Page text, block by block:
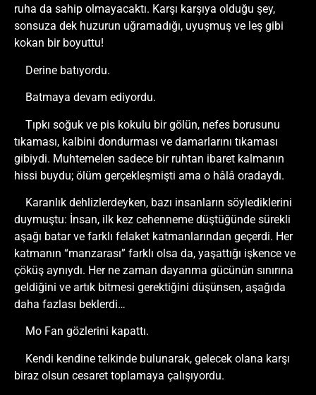
ruha da sahip olmayacaktı. Karşı karşıya olduğu şey,
sonsuza dek huzurun uğramadığı, uyuşmuş ve leş gibi
kokan bir boyuttu!
Derine batıyordu.
Batmaya devam ediyordu.
Tıpkı soğuk ve pis kokulu bir gölün, nefes borusunu
tıkaması, kalbini dondurması ve damarlarını tıkaması
gibiydi. Muhtemelen sadece bir ruhtan ibaret kalmanın
hissi buydu; ölüm gerçekleşmişti ama o hâlâ oradaydı.
Karanlık dehlizlerdeyken, bazı insanların söylediklerini
duymuştu: İnsan, ilk kez cehenneme düştüğünde sürekli
aşağı batar ve farklı felaket katmanlarından geçerdi. Her
katmanın “manzarası” farklı olsa da, yaşattığı işkence ve
çöküş aynıydı. Her ne zaman dayanma gücünün sınırına
geldiğini ve artık bitmesi gerektiğini düşünsen, aşağıda
daha fazlası beklerdi…
Mo Fan gözlerini kapattı.
Kendi kendine telkinde bulunarak, gelecek olana karşı
biraz olsun cesaret toplamaya çalışıyordu.